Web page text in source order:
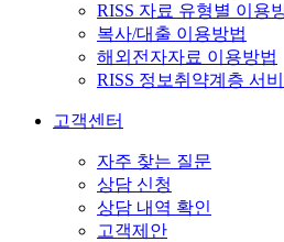
RISS 자료 유형별 이용
복사/대출 이용방법
해외전자자료 이용방법
RISS 정보취약계층 서
고객센터
자주 찾는 질문
상담 신청
상담 내역 확인
고객제안